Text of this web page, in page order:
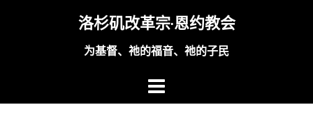
洛杉矶改革宗·恩约教会
为基督、祂的福音、祂的子民